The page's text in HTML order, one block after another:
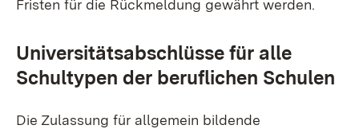
Fristen für die Rückmeldung gewährt werden.
Universitätsabschlüsse für alle
Schultypen der beruflichen Schulen
Die Zulassung für allgemein bildende